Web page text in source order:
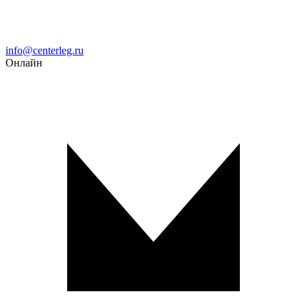
Email
info@centerleg.ru
Онлайн